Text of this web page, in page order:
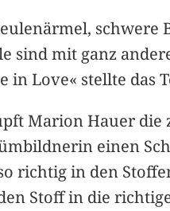
schwere
sind mit ganz
in Love« stellte
Marion Hauer die
einen
richtig in den
Stoff in die